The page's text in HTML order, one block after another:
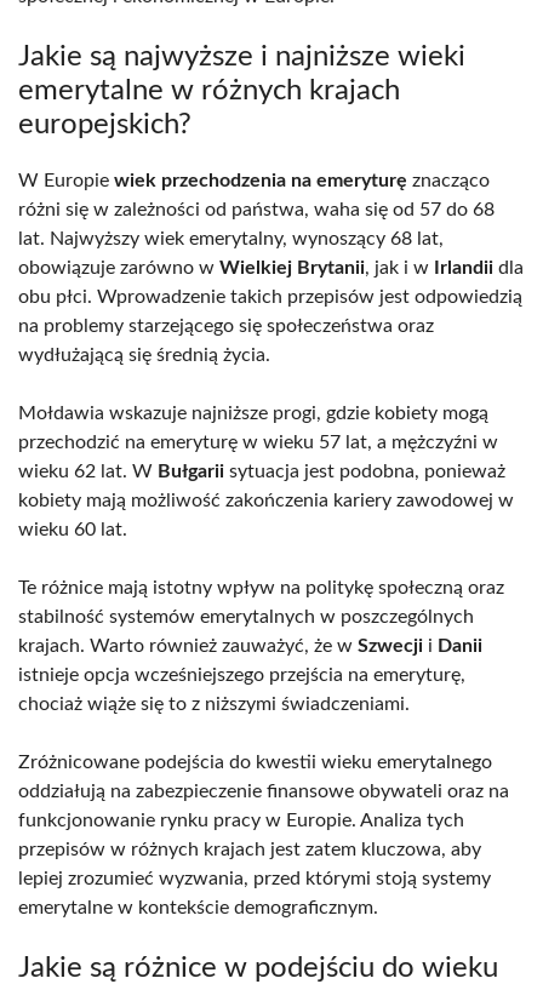
Jakie są najwyższe i najniższe wieki
emerytalne w różnych krajach
europejskich?
W Europie wiek przechodzenia na emeryturę znacząco
różni się w zależności od państwa, waha się od 57 do 68
lat. Najwyższy wiek emerytalny, wynoszący 68 lat,
obowiązuje zarówno w Wielkiej Brytanii, jak i w Irlandii dla
obu płci. Wprowadzenie takich przepisów jest odpowiedzią
na problemy starzejącego się społeczeństwa oraz
wydłużającą się średnią życia.
Mołdawia wskazuje najniższe progi, gdzie kobiety mogą
przechodzić na emeryturę w wieku 57 lat, a mężczyźni w
wieku 62 lat. W Bułgarii sytuacja jest podobna, ponieważ
kobiety mają możliwość zakończenia kariery zawodowej w
wieku 60 lat.
Te różnice mają istotny wpływ na politykę społeczną oraz
stabilność systemów emerytalnych w poszczególnych
krajach. Warto również zauważyć, że w Szwecji i Danii
istnieje opcja wcześniejszego przejścia na emeryturę,
chociaż wiąże się to z niższymi świadczeniami.
Zróżnicowane podejścia do kwestii wieku emerytalnego
oddziałują na zabezpieczenie finansowe obywateli oraz na
funkcjonowanie rynku pracy w Europie. Analiza tych
przepisów w różnych krajach jest zatem kluczowa, aby
lepiej zrozumieć wyzwania, przed którymi stoją systemy
emerytalne w kontekście demograficznym.
Jakie są różnice w podejściu do wieku